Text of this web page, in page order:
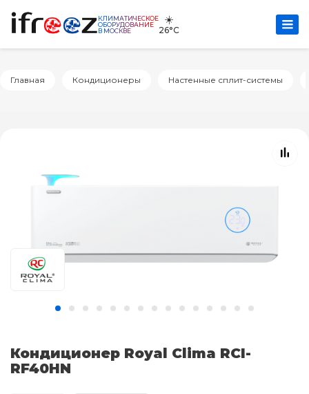
КЛИМАТИЧЕСКОЕ
ОБОРУДОВАНИЕ
В МОСКВЕ
☀️
26°C
Главная Кондиционеры Настенные сплит-системы
Кондиционер Royal Clima RCI-
RF40HN